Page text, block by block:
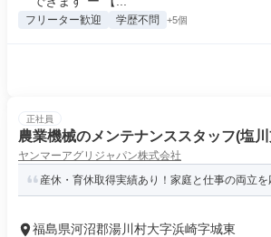
フリーター歓迎 学歴不問 +5個
正社員
農業機械のメンテナンススタッフ(塩
ヤンマーアグリジャパン株式会社
産休・育休取得実績あり！家庭と仕事の両立を
福島県河沼郡湯川村大字浜崎字城東